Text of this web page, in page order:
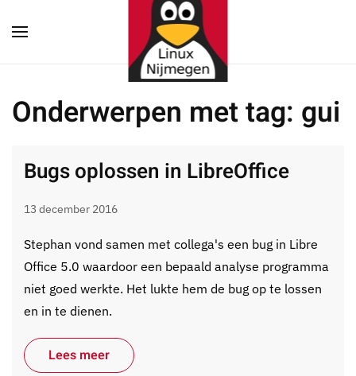
Terug naar hoofdinhoud
Onderwerpen met tag: gui
Bugs oplossen in LibreOffice
13 december 2016
Stephan vond samen met collega's een bug in Libre
Office 5.0 waardoor een bepaald analyse programma
niet goed werkte. Het lukte hem de bug op te lossen
en in te dienen.
Lees meer